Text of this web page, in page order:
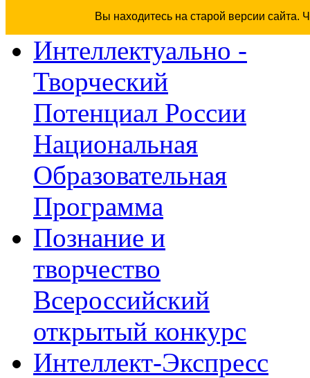
Вы находитесь на старой версии
Интеллектуально -
Творческий
Потенциал России
Национальная
Образовательная
Программа
Познание и
творчество
Всероссийский
открытый конкурс
Интеллект-Экспресс